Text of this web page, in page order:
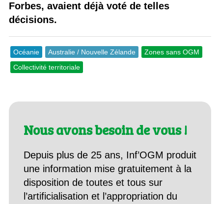
Forbes, avaient déjà voté de telles
décisions.
Océanie Australie / Nouvelle Zélande
Zones sans OGM
Collectivité territoriale
Nous avons besoin de vous !
Depuis plus de 25 ans, Inf’OGM produit
une information mise gratuitement à la
disposition de toutes et tous sur
l’artificialisation et l’appropriation du